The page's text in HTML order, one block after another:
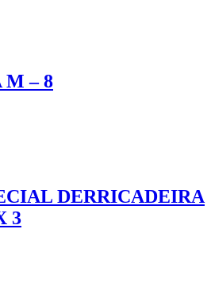
M – 8
DERRICADEIRA
3